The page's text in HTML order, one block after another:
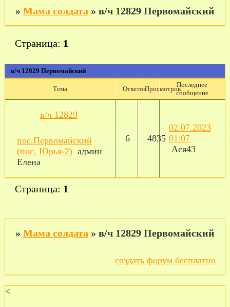
» Мама солдата » в/ч 12829 Первомайский
в/ч 12829 Первомайский
Страница: 1
Тема ОтветовПросмотров
Последнее
сообщение
в/ч 12829
пос.Первомайский
(пос. Юрья-2) админ
Елена
6 4835
02.07.2023
01:07
Ася43
Страница: 1
» Мама солдата » в/ч 12829 Первомайский
создать форум бесплатно
<